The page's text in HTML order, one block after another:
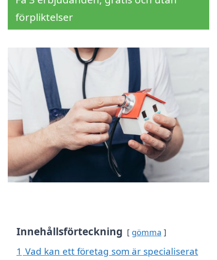
förpliktelser
Innehållsförteckning gömma
1 Vad kan ett företag som är specialiserat